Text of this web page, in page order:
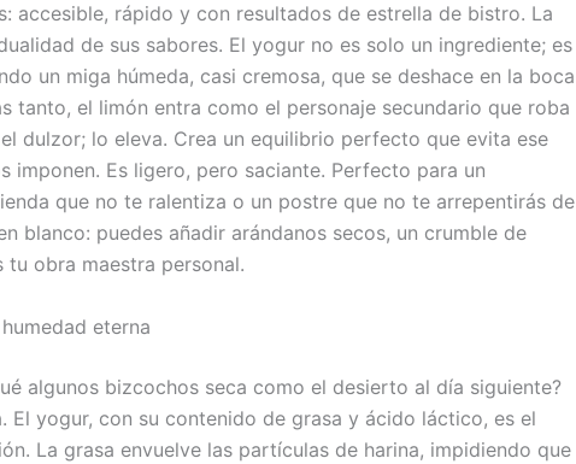
accesible, rápido y con resultados de estrella de bistro. La
de sus sabores. El yogur no es solo un ingrediente; es
un miga húmeda, casi cremosa, que se deshace en la boca
tanto, el limón entra como el personaje secundario que roba
dulzor; lo eleva. Crea un equilibrio perfecto que evita ese
imponen. Es ligero, pero saciante. Perfecto para un
que no te ralentiza o un postre que no te arrepentirás de
blanco: puedes añadir arándanos secos, un crumble de
tu obra maestra personal.
eterna
algunos bizcochos seca como el desierto al día siguiente?
El yogur, con su contenido de grasa y ácido láctico, es el
La grasa envuelve las partículas de harina, impidiendo que